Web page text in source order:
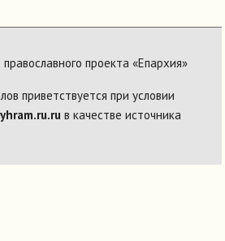
проекта «Епархия»
приветствуется при условии
в качестве источника